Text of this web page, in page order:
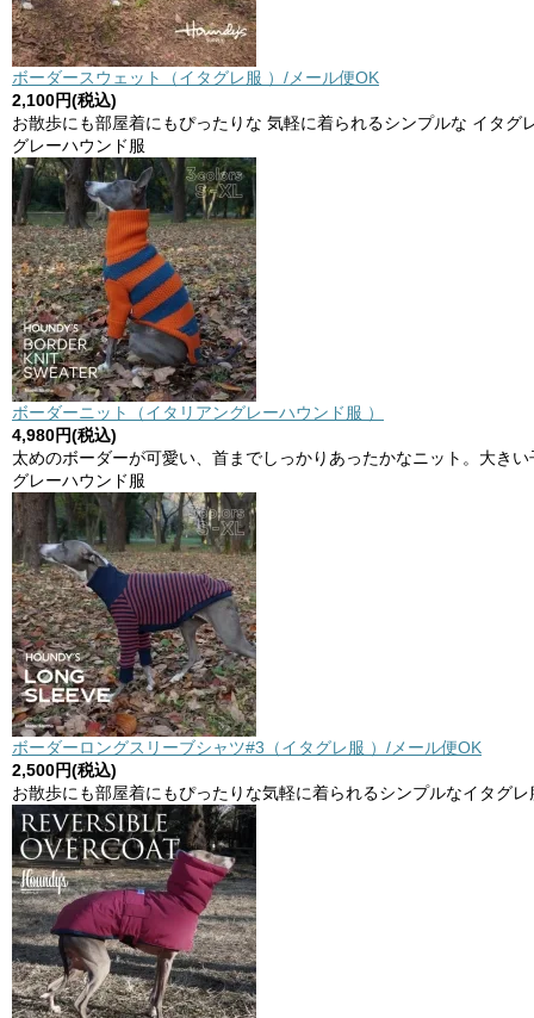
ボーダースウェット（イタグレ服 ）/メール便OK
2,100円(税込)
お散歩にも部屋着にもぴったりな 気軽に着られるシンプルな イタグ
グレーハウンド服
ボーダーニット（イタリアングレーハウンド服 ）
4,980円(税込)
太めのボーダーが可愛い、首までしっかりあったかなニット。大き
グレーハウンド服
ボーダーロングスリーブシャツ#3（イタグレ服 ）/メール便OK
2,500円(税込)
お散歩にも部屋着にもぴったりな気軽に着られるシンプルなイタグ